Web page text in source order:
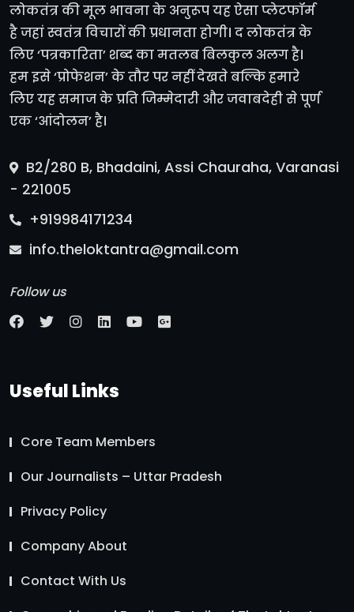
लोकतंत्र की मूल भावना के अनुरूप यह ऐसा प्लेटफॉर्म
है जहां स्वतंत्र विचारों की प्रधानता होगी। द लोकतंत्र के
लिए ‘पत्रकारिता’ शब्द का मतलब बिलकुल अलग है।
हम इसे ‘प्रोफेशन’ के तौर पर नहीं देखते बल्कि हमारे
लिए यह समाज के प्रति जिम्मेदारी और जवाबदेही से पूर्ण
एक ‘आंदोलन’ है।
B2/280 B, Bhadaini, Assi Chauraha, Varanasi
- 221005
+919984171234
info.theloktantra@gmail.com
Follow us
Useful Links
Core Team Members
Our Journalists – Uttar Pradesh
Privacy Policy
Company About
Contact With Us